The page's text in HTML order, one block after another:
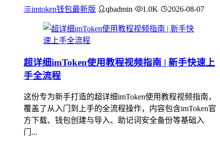
imtoken钱包最新版 qbadmin 1.0K 2026-08-07
超详细imToken使用教程视频指南 | 新手快速上
手全流程
这份专为新手打造的超详细imToken使用教程视频指南，
覆盖了从入门到上手的全流程操作，内容包含imToken官
方下载、钱包创建与导入、助记词安全备份等基础入
门...